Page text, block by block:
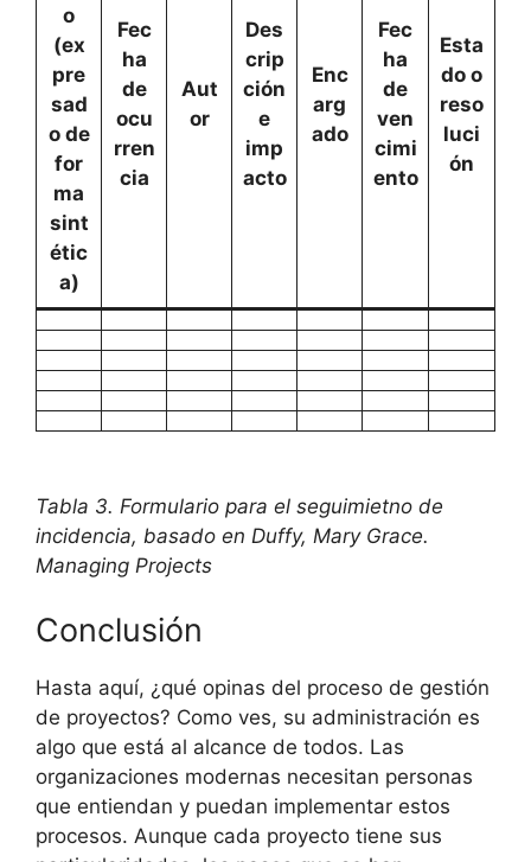
o
(ex
pre
sad
o de
for
ma
sint
étic
a)
Fec
ha
de
ocu
rren
cia
Aut
or
Des
crip
ción
e
imp
acto
Enc
arg
ado
Fec
ha
de
ven
cimi
ento
Esta
do o
reso
luci
ón
Tabla 3. Formulario para el seguimietno de
incidencia, basado en Duffy, Mary Grace.
Managing Projects
Conclusión
Hasta aquí, ¿qué opinas del proceso de gestión
de proyectos? Como ves, su administración es
algo que está al alcance de todos. Las
organizaciones modernas necesitan personas
que entiendan y puedan implementar estos
procesos. Aunque cada proyecto tiene sus